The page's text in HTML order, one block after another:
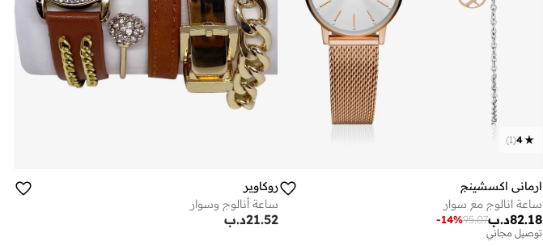
4
(
1
)
ارماني اكسشينج
ساعة انالوج مع سوار
د.ب82.18
95.07
-14%
توصيل مجاني
روكاوير
ساعة أنالوج وسوار
د.ب21.52